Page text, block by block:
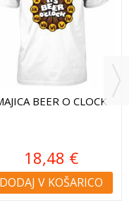
BEER O CLOCK
18,48 €
DODAJ V KOŠARICO